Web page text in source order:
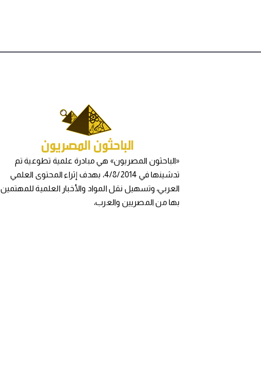
«الباحثون المصريون» هي مبادرة علمية تطوعية تم
تدشينها في 4/8/2014، بهدف إثراء المحتوى العلمي
العربي، وتسهيل نقل المواد والأخبار العلمية للمهتمين
بها من المصريين والعرب،